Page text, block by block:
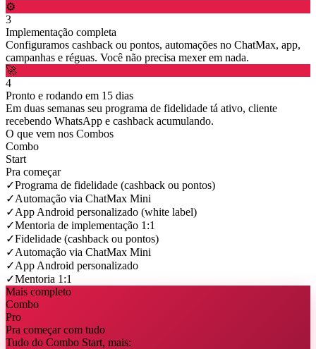
⚙️
3
Implementação completa
Configuramos cashback ou pontos, automações no ChatMax, app,
campanhas e réguas. Você não precisa mexer em nada.
🚀
4
Pronto e rodando em 15 dias
Em duas semanas seu programa de fidelidade tá ativo, cliente
recebendo WhatsApp e cashback acumulando.
O que vem nos Combos
Combo
Start
Pra começar
✓Programa de fidelidade (cashback ou pontos)
✓Automação via ChatMax Mini
✓App Android personalizado (white label)
✓Mentoria de implementação 1:1
✓Fidelidade (cashback ou pontos)
✓Automação via ChatMax Mini
✓App Android personalizado
✓Mentoria 1:1
Mais completo
Combo
Pro
Pra começar com tudo
Tudo do Combo Start, mais: